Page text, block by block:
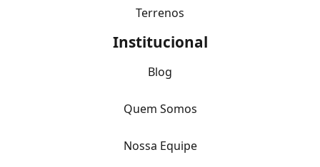
Terrenos
Institucional
Blog
Quem Somos
Nossa Equipe